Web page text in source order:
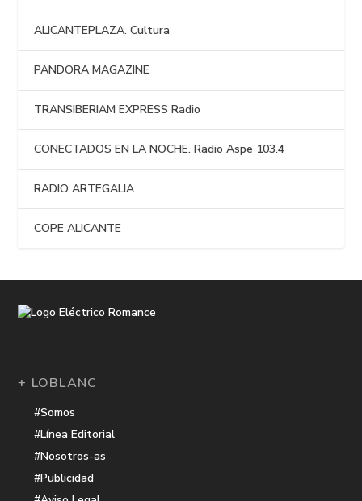
ALICANTEPLAZA. Cultura
PANDORA MAGAZINE
TRANSIBERIAM EXPRESS Radio
CONECTADOS EN LA NOCHE. Radio Aspe 103.4
RADIO ARTEGALIA
COPE ALICANTE
+ LOBLANC
#Somos
#Línea Editorial
#Nosotros-as
#Publicidad